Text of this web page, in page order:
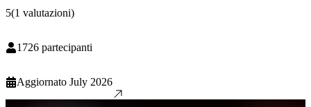
5(1 valutazioni)
1726 partecipanti
Aggiornato July 2026